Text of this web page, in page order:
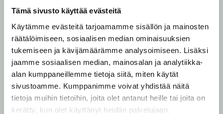
Tämä sivusto käyttää evästeitä
Käytämme evästeitä tarjoamamme sisällön ja mainosten
räätälöimiseen, sosiaalisen median ominaisuuksien
tukemiseen ja kävijämäärämme analysoimiseen. Lisäksi
jaamme sosiaalisen median, mainosalan ja analytiikka-
alan kumppaneillemme tietoja siitä, miten käytät
sivustoamme. Kumppanimme voivat yhdistää näitä
tietoja muihin tietoihin, joita olet antanut heille tai joita on
kerätty, kun olet käyttänyt heidän palvelujaan.
K
u
u
n
t
e
l
e
Rikastettu e-kirja
B
o
o
k
b
e
a
t
A
Muut teokset